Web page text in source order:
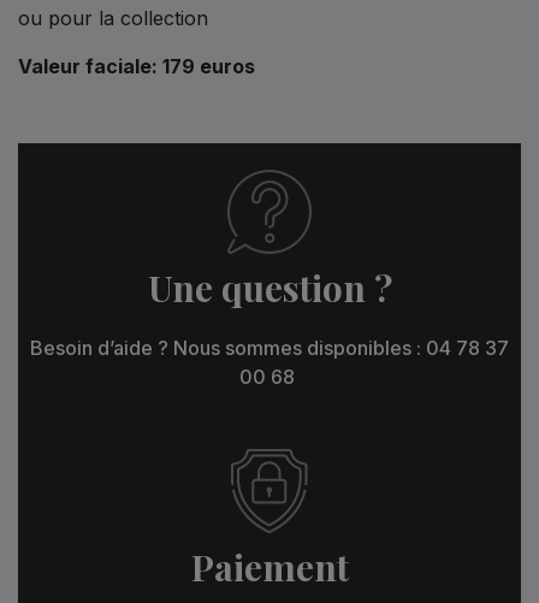
ou pour la collection
Valeur faciale: 179 euros
Une question ?
Besoin d’aide ? Nous sommes disponibles : 04 78 37
00 68
Paiement